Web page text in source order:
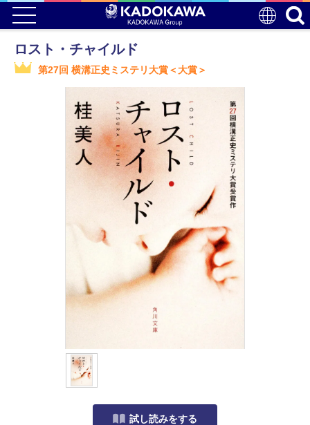
ロスト・チャイルド
第27回 横溝正史ミステリ大賞＜大賞＞
試し読みをする